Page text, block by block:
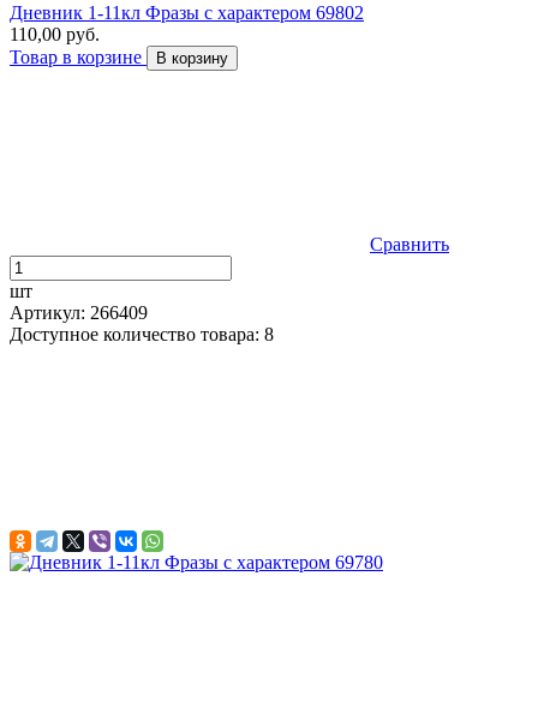
Дневник 1-11кл Фразы с характером 69802
110,00 руб.
Товар в корзине
В корзину
Сравнить
шт
Артикул: 266409
Доступное количество товара: 8